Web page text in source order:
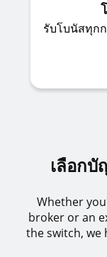
รับโบนัสทุก
เลือก
Whether
broker or an
the switch, we